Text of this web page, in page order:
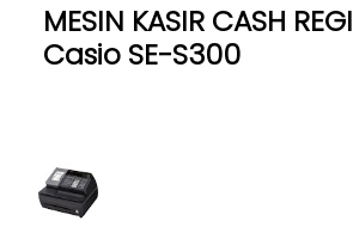
MESIN KASIR CASH
Casio SE-S300